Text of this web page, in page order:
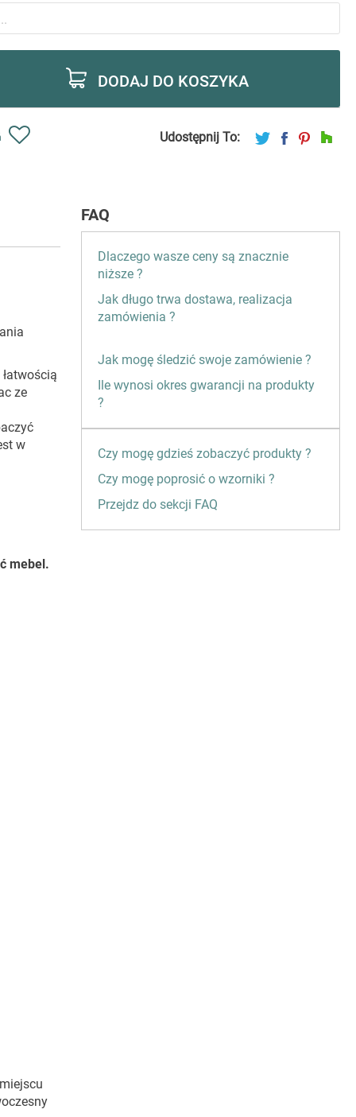
DODAJ DO KOSZYKA
Udostępnij To:
ze
w
mebel.
FAQ
Dlaczego wasze ceny są znacznie
niższe ?
Jak długo trwa dostawa, realizacja
zamówienia ?
Jak mogę śledzić swoje zamówienie ?
Ile wynosi okres gwarancji na produkty
?
Czy mogę gdzieś zobaczyć produkty ?
Czy mogę poprosić o wzorniki ?
Przejdz do sekcji FAQ